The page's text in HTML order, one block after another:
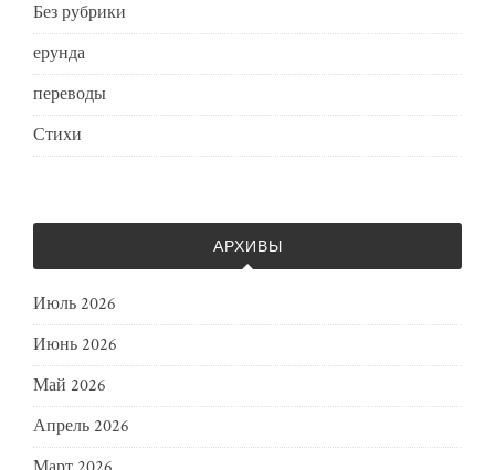
Без рубрики
ерунда
переводы
Стихи
АРХИВЫ
Июль 2026
Июнь 2026
Май 2026
Апрель 2026